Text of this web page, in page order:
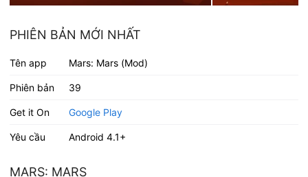
PHIÊN BẢN MỚI NHẤT
Tên app Mars: Mars (Mod)
Phiên bản 39
Get it On Google Play
Yêu cầu Android 4.1+
MARS: MARS